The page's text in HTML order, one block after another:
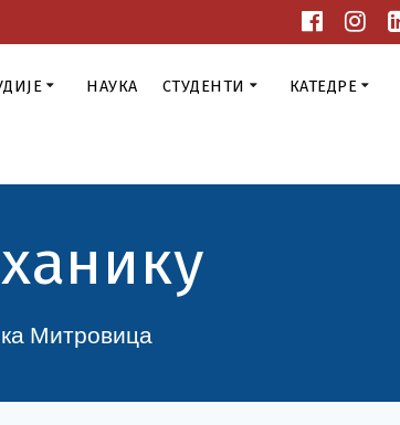
НАУКА СТУДЕНТИ КАТЕДРЕ
Митровица